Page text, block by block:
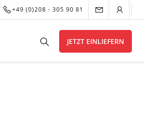
+49 (0)208 - 305 90 81
JETZT EINLIEFERN